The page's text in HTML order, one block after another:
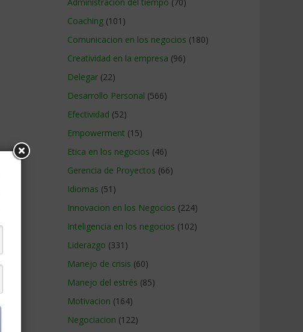
Coaching (101)
Comunicacion en los negocios (180)
Creatividad en la empresa (96)
Delegar (22)
Desarrollo Personal (566)
Efectividad (52)
Empowerment (15)
Etica en los negocios (46)
Gerencia de Proyectos (66)
Idiomas (51)
Innovacion en los Negocios (224)
Inteligencia en los negocios (102)
Liderazgo (331)
Manejo de crisis (60)
Manejo del estrés (85)
Motivacion (164)
Negociacion (122)